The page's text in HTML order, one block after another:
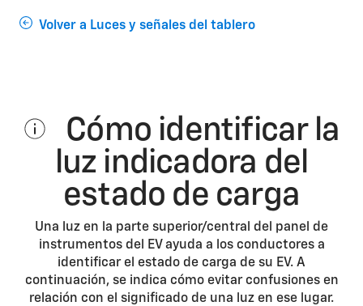
Volver a Luces y señales del tablero
Cómo identificar la
luz indicadora del
estado de carga
Una luz en la parte superior/central del panel de
instrumentos del EV ayuda a los conductores a
identificar el estado de carga de su EV. A
continuación, se indica cómo evitar confusiones en
relación con el significado de una luz en ese lugar.